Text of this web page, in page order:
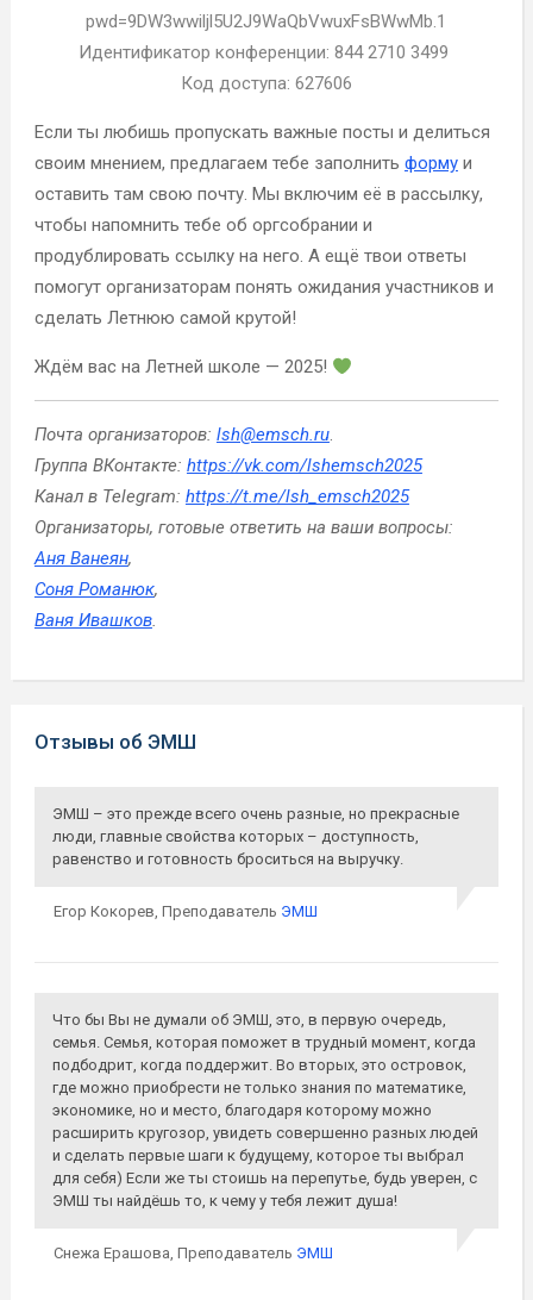
pwd=9DW3wwiljl5U2J9WaQbVwuxFsBWwMb.1
Идентификатор конференции: 844 2710 3499
Код доступа: 627606
Если ты любишь пропускать важные посты и делиться
своим мнением, предлагаем тебе заполнить формуи
оставить там свою почту. Мы включим её в рассылку,
чтобы напомнить тебе об оргсобрании и
продублировать ссылку на него. А ещё твои ответы
помогут организаторам понять ожидания участников и
сделать Летнюю самой крутой!
Ждём вас на Летней школе — 2025!
Почта организаторов: lsh@emsch.ru.
Группа ВКонтакте: https://vk.com/lshemsch2025
Канал в Telegram: https://t.me/lsh_emsch2025
Организаторы, готовые ответить на ваши вопросы:
Аня Ванеян,
Соня Романюк,
Ваня Ивашков.
Отзывы об ЭМШ
ЭМШ – это прежде всего очень разные, но прекрасные
люди, главные свойства которых – доступность,
равенство и готовность броситься на выручку.
Егор Кокорев, Преподаватель ЭМШ
Что бы Вы не думали об ЭМШ, это, в первую очередь,
семья. Семья, которая поможет в трудный момент, когда
подбодрит, когда поддержит. Во вторых, это островок,
где можно приобрести не только знания по математике,
экономике, но и место, благодаря которому можно
расширить кругозор, увидеть совершенно разных людей
и сделать первые шаги к будущему, которое ты выбрал
для себя) Если же ты стоишь на перепутье, будь уверен, с
ЭМШ ты найдёшь то, к чему у тебя лежит душа!
Снежа Ерашова, Преподаватель ЭМШ